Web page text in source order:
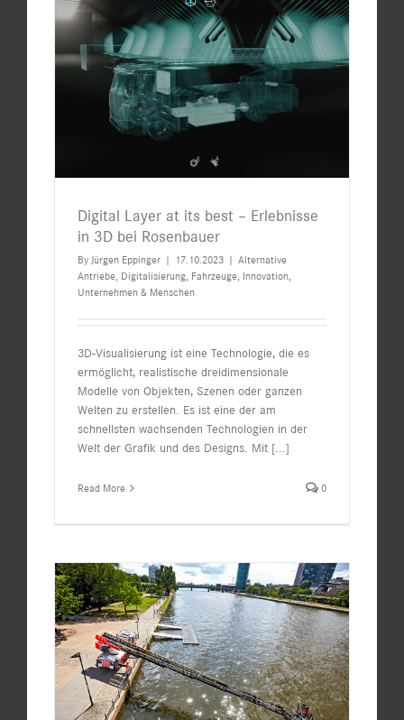
Digital Layer at its best – Erlebnisse
in 3D bei Rosenbauer
By Jürgen Eppinger | 17.10.2023 | Alternative
Antriebe Digitalisierung Fahrzeuge Innovation
Unternehmen & Menschen
3D-Visualisierung ist eine Technologie, die es
ermöglicht, realistische dreidimensionale
Modelle von Objekten, Szenen oder ganzen
Welten zu erstellen. Es ist eine der am
schnellsten wachsenden Technologien in der
Welt der Grafik und des Designs. Mit [...]
Read More 0